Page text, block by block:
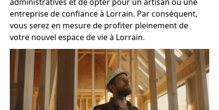
entreprise de confiance à Lorrain. Par conséquent,
vous serez en mesure de profiter pleinement de
votre nouvel espace de vie à Lorrain.